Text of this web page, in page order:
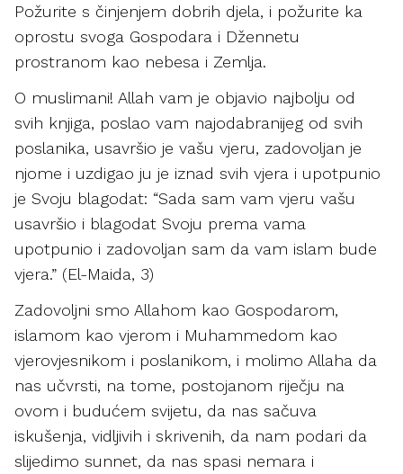
Požurite s činjenjem dobrih djela, i požurite ka
oprostu svoga Gospodara i Džennetu
prostranom kao nebesa i Zemlja.
O muslimani! Allah vam je objavio najbolju od
svih knjiga, poslao vam najodabranijeg od svih
poslanika, usavršio je vašu vjeru, zadovoljan je
njome i uzdigao ju je iznad svih vjera i upotpunio
je Svoju blagodat: “Sada sam vam vjeru vašu
usavršio i blagodat Svoju prema vama
upotpunio i zadovoljan sam da vam islam bude
vjera.” (El-Maida, 3)
Zadovoljni smo Allahom kao Gospodarom,
islamom kao vjerom i Muhammedom kao
vjerovjesnikom i poslanikom, i molimo Allaha da
nas učvrsti, na tome, postojanom riječju na
ovom i budućem svijetu, da nas sačuva
iskušenja, vidljivih i skrivenih, da nam podari da
slijedimo sunnet, da nas spasi nemara i